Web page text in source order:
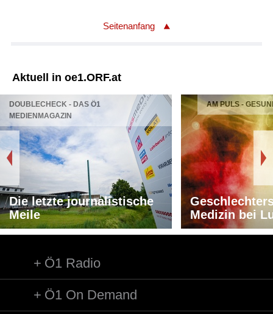
Seitenanfang
Aktuell in oe1.ORF.at
DOUBLECHECK - DAS Ö1
MEDIENMAGAZIN
Die letzte journalistische
Meile
AM PULS -
Medizin bei
Ö1 Radio
Ö1 On Demand